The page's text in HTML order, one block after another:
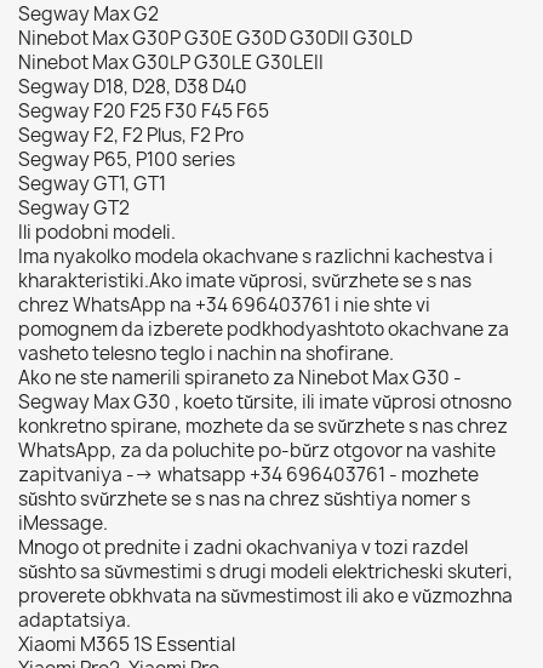
Segway Max G2
Ninebot Max G30P G30E G30D G30DII G30LD
Ninebot Max G30LP G30LE G30LEII
Segway D18, D28, D38 D40
Segway F20 F25 F30 F45 F65
Segway F2, F2 Plus, F2 Pro
Segway P65, P100 series
Segway GT1, GT1
Segway GT2
Ili podobni modeli.
Ima nyakolko modela okachvane s razlichni kachestva i
kharakteristiki.Ako imate vŭprosi, svŭrzhete se s nas
chrez WhatsApp na +34 696403761 i nie shte vi
pomognem da izberete podkhodyashtoto okachvane za
vasheto telesno teglo i nachin na shofirane.
Ako ne ste namerili spiraneto za Ninebot Max G30 -
Segway Max G30 , koeto tŭrsite, ili imate vŭprosi otnosno
konkretno spirane, mozhete da se svŭrzhete s nas chrez
WhatsApp, za da poluchite po-bŭrz otgovor na vashite
zapitvaniya --> whatsapp +34 696403761 - mozhete
sŭshto svŭrzhete se s nas na chrez sŭshtiya nomer s
iMessage.
Mnogo ot prednite i zadni okachvaniya v tozi razdel
sŭshto sa sŭvmestimi s drugi modeli elektricheski skuteri,
proverete obkhvata na sŭvmestimost ili ako e vŭzmozhna
adaptatsiya.
Xiaomi M365 1S Essential